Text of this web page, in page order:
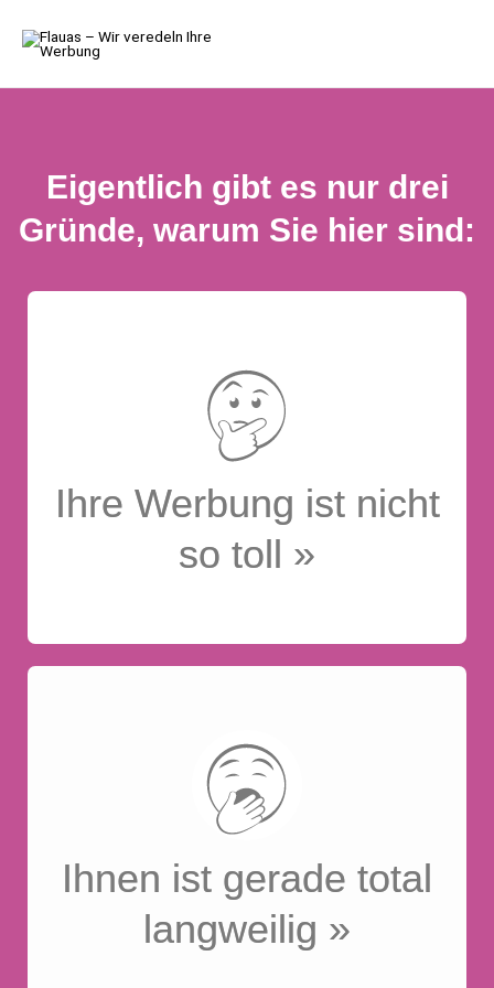
Eigentlich gibt es nur drei
Gründe, warum Sie hier sind:
Ihre Werbung ist nicht
so toll »
Super, denn dann sind Sie
genau richtig bei uns!
UNSER ANSPRUCH
Ihnen ist gerade total
langweilig »